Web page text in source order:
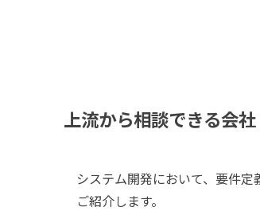
上流から相談できる会社
システム開発において、要件
ご紹介します。